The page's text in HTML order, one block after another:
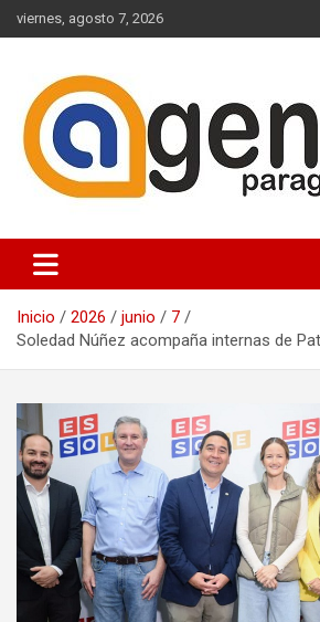
Saltar
al
viernes, agosto 7, 2026
Agenda Paraguay
Inicio 2026 junio
7
Soledad Núñez acompaña internas de